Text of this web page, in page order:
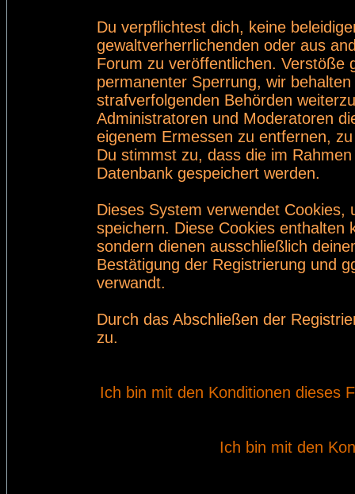
Du verpflichtest dich, keine
gewaltverherrlichenden oder aus
Forum zu veröffentlichen. Verstöße
permanenter Sperrung, wir
strafverfolgenden Behörden
Administratoren und Moderatoren
eigenem Ermessen zu entfernen,
Du stimmst zu, dass die im
Datenbank gespeichert werden.
Dieses System verwendet
speichern. Diese Cookies enthalten
sondern dienen ausschließlich
Bestätigung der Registrierung und
verwandt.
Durch das Abschließen der
zu.
Ich bin mit den Konditionen dieses
Ich bin mit den